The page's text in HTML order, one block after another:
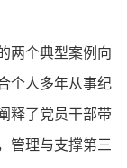
个典型案例向
个人多年从事纪
释了党员干部带
管理与支撑第三